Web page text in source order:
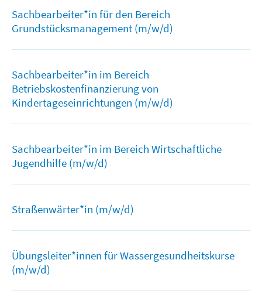
Sachbearbeiter*in für den Bereich
Grundstücksmanagement (m/w/d)
Sachbearbeiter*in im Bereich
Betriebskostenfinanzierung von
Kindertageseinrichtungen (m/w/d)
Sachbearbeiter*in im Bereich Wirtschaftliche
Jugendhilfe (m/w/d)
Straßenwärter*in (m/w/d)
Übungsleiter*innen für Wassergesundheitskurse
(m/w/d)